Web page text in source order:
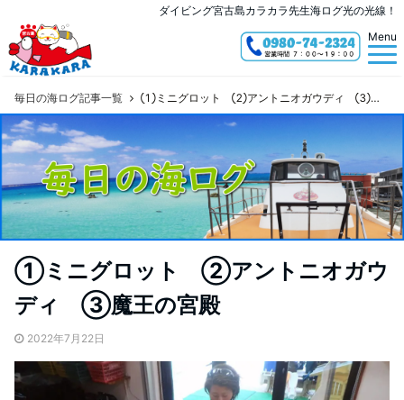
ダイビング宮古島カラカラ先生海ログ光の光線！
Menu
毎日の海ログ記事一覧 ①ミニグロット ②アントニオガウディ ③魔王の宮殿
①ミニグロット ②アントニオガウ
ディ ③魔王の宮殿
2022年7月22日